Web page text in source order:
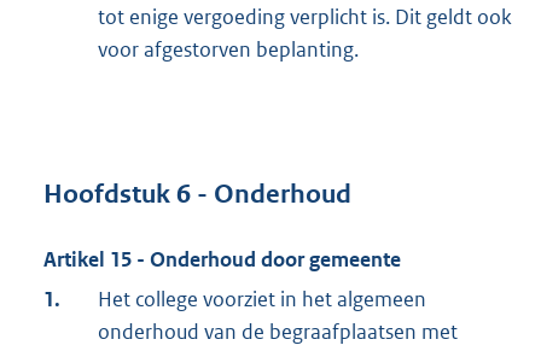
tot enige vergoeding verplicht is. Dit geldt ook
voor afgestorven beplanting.
Hoofdstuk 6 - Onderhoud
Artikel 15 - Onderhoud door gemeente
1.
Het college voorziet in het algemeen
onderhoud van de begraafplaatsen met